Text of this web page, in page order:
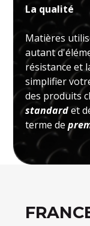
La qualité
Matières
autant
résistance et
simplifier
des produits
standardet
terme de